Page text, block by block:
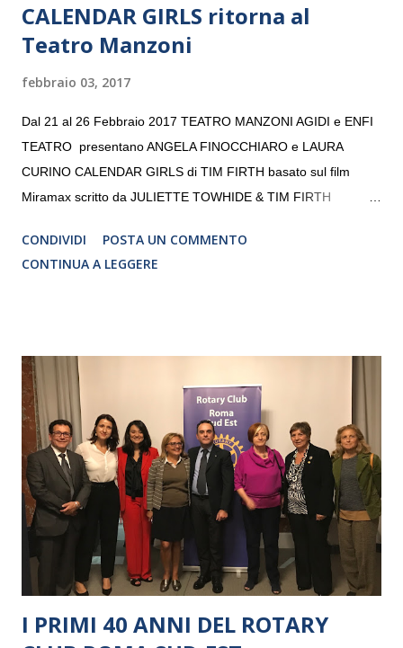
CALENDAR GIRLS ritorna al
Teatro Manzoni
febbraio 03, 2017
Dal 21 al 26 Febbraio 2017 TEATRO MANZONI AGIDI e ENFI
TEATRO presentano ANGELA FINOCCHIARO e LAURA
CURINO CALENDAR GIRLS di TIM FIRTH basato sul film
Miramax scritto da JULIETTE TOWHIDE & TIM FIRTH
CRISTINA PEZZOLI
CONDIVIDI
POSTA UN COMMENTO
CONTINUA A LEGGERE
I PRIMI 40 ANNI DEL ROTARY